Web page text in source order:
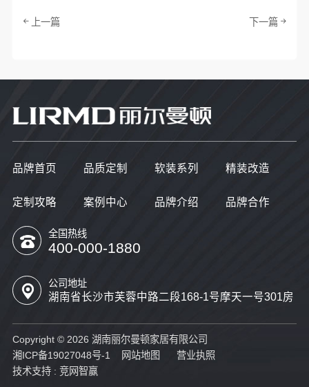
上一篇 下一篇
品牌首页 品质定制 软装系列 精装改造
定制攻略 案例中心 品牌介绍 品牌合作
全国热线
400-000-1880
公司地址
湖南省长沙市芙蓉中路二段168-1号摩天一号301房
Copyright © 2026 湖南丽尔曼顿家居有限公司
湘ICP备19027048号-1
网站地图
营业执照
技术支持 : 竞网智赢